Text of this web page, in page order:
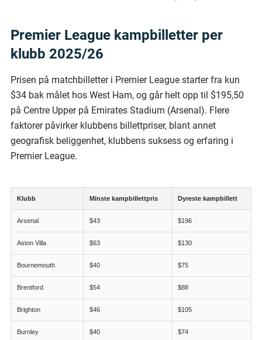
Premier League kampbilletter per
klubb 2025/26
Prisen på matchbilletter i Premier League starter fra kun
$34 bak målet hos West Ham, og går helt opp til $195,50
på Centre Upper på Emirates Stadium (Arsenal). Flere
faktorer påvirker klubbens billettpriser, blant annet
geografisk beliggenhet, klubbens suksess og erfaring i
Premier League.
Klubb Minste kampbillettpris Dyreste kampbillett
Arsenal $43 $196
Aston Villa $63 $130
Bournemouth $40 $75
Brentford $54 $88
Brighton $46 $105
Burnley $40 $74